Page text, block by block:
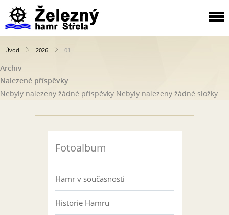
Úvod 2026 01
Archiv
Nalezené příspěvky
Nebyly nalezeny žádné příspěvky Nebyly nalezeny žádné složky
Fotoalbum
Hamr v současnosti
Historie Hamru